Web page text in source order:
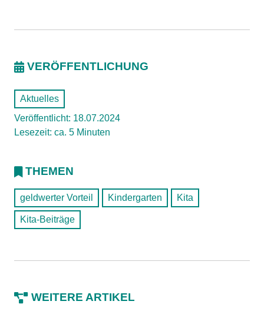
VERÖFFENTLICHUNG
Aktuelles
Veröffentlicht: 18.07.2024
Lesezeit: ca. 5 Minuten
THEMEN
geldwerter Vorteil Kindergarten Kita
Kita-Beiträge
WEITERE ARTIKEL